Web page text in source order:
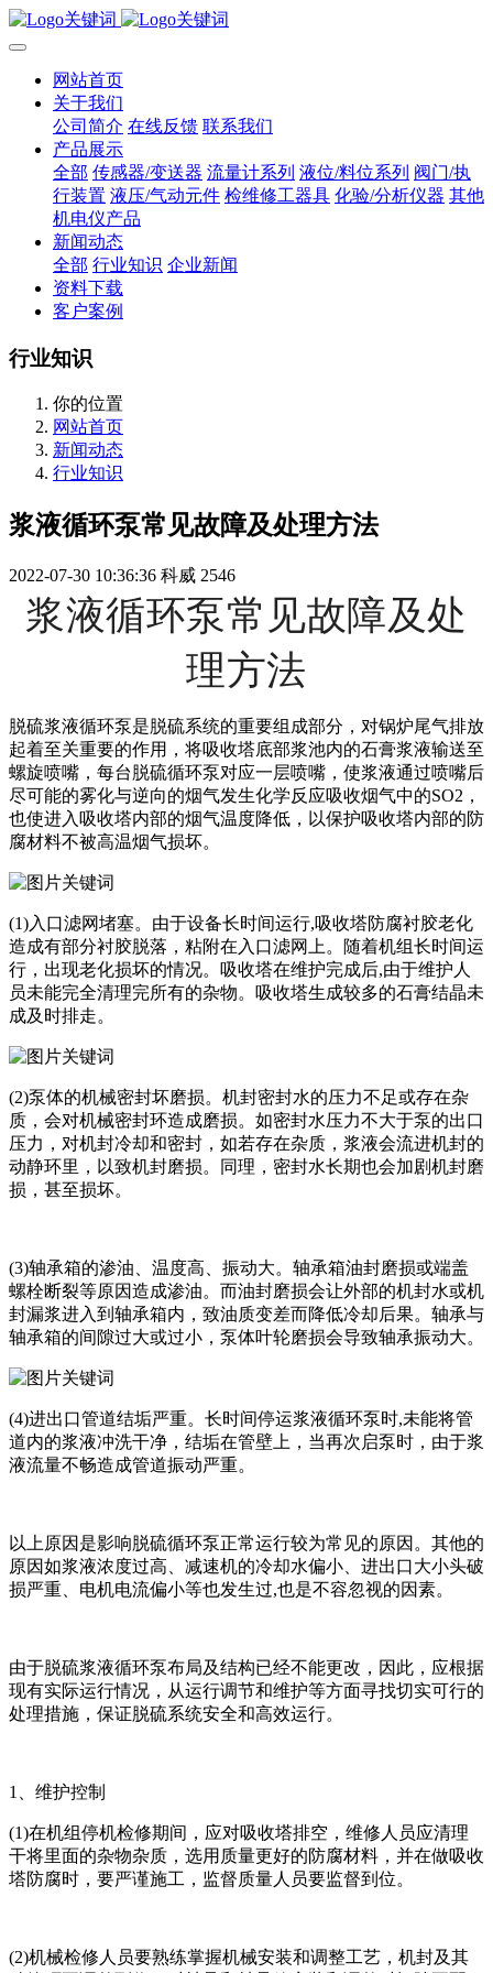
网站首页
关于我们
公司简介 在线反馈 联系我们
产品展示
全部 传感器/变送器 流量计系列 液位/料位系列 阀门/执
行装置 液压/气动元件 检维修工器具 化验/分析仪器 其他
机电仪产品
新闻动态
全部 行业知识 企业新闻
资料下载
客户案例
行业知识
你的位置
网站首页
新闻动态
行业知识
浆液循环泵常见故障及处理方法
2022-07-30 10:36:36 科威 2546
浆液循环泵常见故障及处
理方法
脱硫浆液循环泵是脱硫系统的重要组成部分，对锅炉尾气排放
起着至关重要的作用，将吸收塔底部浆池内的石膏浆液输送至
螺旋喷嘴，每台脱硫循环泵对应一层喷嘴，使浆液通过喷嘴后
尽可能的雾化与逆向的烟气发生化学反应吸收烟气中的SO2，
也使进入吸收塔内部的烟气温度降低，以保护吸收塔内部的防
腐材料不被高温烟气损坏。
(1)入口滤网堵塞。由于设备长时间运行,吸收塔防腐衬胶老化
造成有部分衬胶脱落，粘附在入口滤网上。随着机组长时间运
行，出现老化损坏的情况。吸收塔在维护完成后,由于维护人
员未能完全清理完所有的杂物。吸收塔生成较多的石膏结晶未
成及时排走。
(2)泵体的机械密封坏磨损。机封密封水的压力不足或存在杂
质，会对机械密封环造成磨损。如密封水压力不大于泵的出口
压力，对机封冷却和密封，如若存在杂质，浆液会流进机封的
动静环里，以致机封磨损。同理，密封水长期也会加剧机封磨
损，甚至损坏。
(3)轴承箱的渗油、温度高、振动大。轴承箱油封磨损或端盖
螺栓断裂等原因造成渗油。而油封磨损会让外部的机封水或机
封漏浆进入到轴承箱内，致油质变差而降低冷却后果。轴承与
轴承箱的间隙过大或过小，泵体叶轮磨损会导致轴承振动大。
(4)进出口管道结垢严重。长时间停运浆液循环泵时,未能将管
道内的浆液冲洗干净，结垢在管壁上，当再次启泵时，由于浆
液流量不畅造成管道振动严重。
以上原因是影响脱硫循环泵正常运行较为常见的原因。其他的
原因如浆液浓度过高、减速机的冷却水偏小、进出口大小头破
损严重、电机电流偏小等也发生过,也是不容忽视的因素。
由于脱硫浆液循环泵布局及结构已经不能更改，因此，应根据
现有实际运行情况，从运行调节和维护等方面寻找切实可行的
处理措施，保证脱硫系统安全和高效运行。
1、维护控制
(1)在机组停机检修期间，应对吸收塔排空，维修人员应清理
干将里面的杂物杂质，选用质量更好的防腐材料，并在做吸收
塔防腐时，要严谨施工，监督质量人员要监督到位。
(2)机械检修人员要熟练掌握机械安装和调整工艺，机封及其